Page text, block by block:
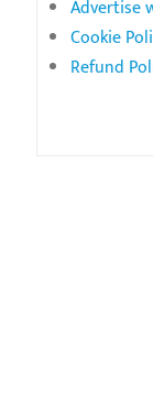
Advertise
Cookie
Refund